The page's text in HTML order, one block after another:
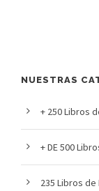
NUESTRAS
+ 250 Libros
+ DE 500
235 Libros de